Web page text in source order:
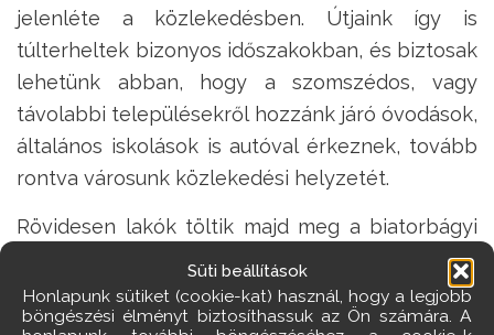
Süti beállítások
Honlapunk sütiket (cookie-kat) használ, hogy a legjobb
böngészési élményt biztosíthassuk az Ön számára. A
jelenléte a közlekedésben. Útjaink így is
túlterheltek bizonyos időszakokban, és biztosak
lehetünk abban, hogy a szomszédos, vagy
távolabbi településekről hozzánk járó óvodások,
általános iskolások is autóval érkeznek, tovább
rontva városunk közlekedési helyzetét.
Rövidesen lakók töltik majd meg a biatorbágyi
közigazgatási területen épült Tópark lakásait,
ahonnan a gyermekeket nagy valószínűséggel
szintén Törökbálint óvodáiba, iskoláiba